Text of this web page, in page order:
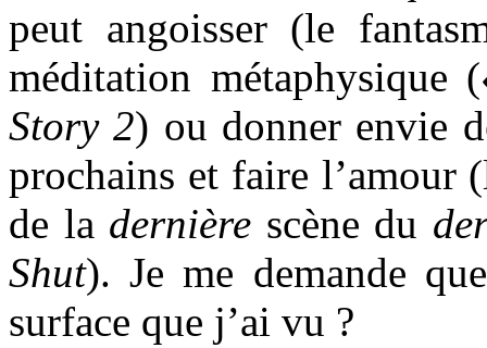
peut angoisser (le
méditation
Story 2) ou donner envie
prochains et faire l’amour
de la dernière scène du
Shut). Je me demande
surface que j’ai vu ?